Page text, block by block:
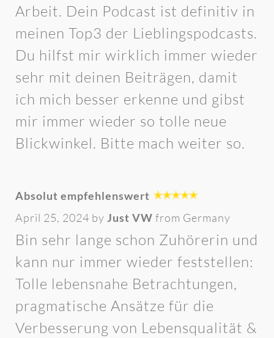
Arbeit. Dein Podcast ist definitiv in
meinen Top3 der Lieblingspodcasts.
Du hilfst mir wirklich immer wieder
sehr mit deinen Beiträgen, damit
ich mich besser erkenne und gibst
mir immer wieder so tolle neue
Blickwinkel. Bitte mach weiter so.
Absolut empfehlenswert
April 25, 2024 by Just VW from Germany
Bin sehr lange schon Zuhörerin und
kann nur immer wieder feststellen:
Tolle lebensnahe Betrachtungen,
pragmatische Ansätze für die
Verbesserung von Lebensqualität &